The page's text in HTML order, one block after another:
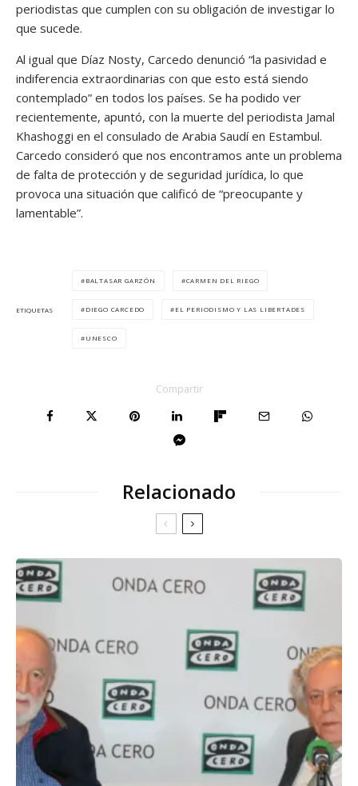
periodistas que cumplen con su obligación de investigar lo
que sucede.
Al igual que Díaz Nosty, Carcedo denunció “la pasividad e
indiferencia extraordinarias con que esto está siendo
contemplado” en todos los países. Se ha podido ver
recientemente, apuntó, con la muerte del periodista Jamal
Khashoggi en el consulado de Arabia Saudí en Estambul.
Carcedo consideró que nos encontramos ante un problema
de falta de protección y de seguridad jurídica, lo que
provoca una situación que calificó de “preocupante y
lamentable”.
ETIQUETAS
BALTASAR GARZÓN CARMEN DEL RIEGO
DIEGO CARCEDO EL PERIODISMO Y LAS LIBERTADES
UNESCO
Compartir
Relacionado